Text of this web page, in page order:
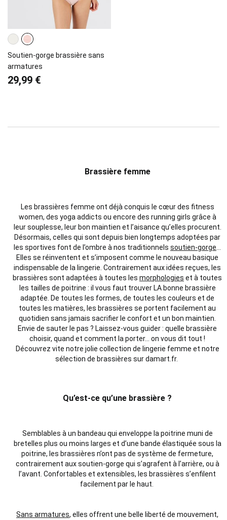
Soutien-gorge brassière sans
armatures
29,99 €
Brassière femme
Les brassières femme ont déjà conquis le cœur des fitness
women, des yoga addicts ou encore des running girls grâce à
leur souplesse, leur bon maintien et l’aisance qu’elles procurent.
Désormais, celles qui sont depuis bien longtemps adoptées par
les sportives font de l’ombre à nos traditionnels soutien-gorge
Elles se réinventent et s’imposent comme le nouveau basique
indispensable de la lingerie. Contrairement aux idées reçues, les
brassières sont adaptées à toutes les morphologies et à toutes
les tailles de poitrine : il vous faut trouver LA bonne brassière
adaptée. De toutes les formes, de toutes les couleurs et de
toutes les matières, les brassières se portent facilement au
quotidien sans jamais sacrifier le confort et un bon maintien.
Envie de sauter le pas ? Laissez-vous guider : quelle brassière
choisir, quand et comment la porter… on vous dit tout !
Découvrez vite notre jolie collection de lingerie femme et notre
sélection de brassières sur damart.fr.
Qu’est-ce qu’une brassière ?
Semblables à un bandeau qui enveloppe la poitrine muni de
bretelles plus ou moins larges et d’une bande élastiquée sous la
poitrine, les brassières n’ont pas de système de fermeture,
contrairement aux soutien-gorge qui s’agrafent à l’arrière, ou à
l’avant. Confortables et extensibles, les brassières s’enfilent
facilement par le haut.
Sans armatures, elles offrent une belle liberté de mouvement,